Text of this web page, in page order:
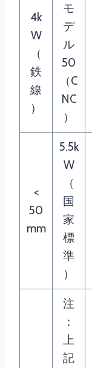
4k
W
（
鉄
線
）
モ
デ
ル
50
（C
NC
）
<
50
mm
5.5k
W
（
国
家
標
準
）
注
：
上
記